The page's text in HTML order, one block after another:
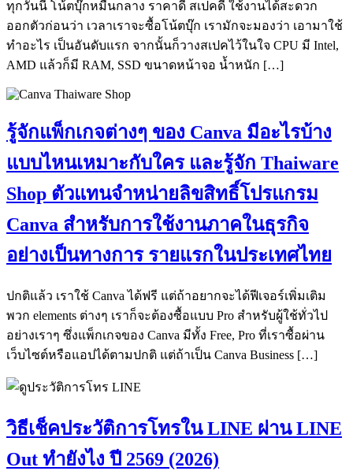
ทุกวันนี้ โน้ตบุ๊กหมื่นกลาง ราคาดี สเปคดี ใช้งานได้สะดวก
ออกตัวก่อนว่า เวลาเราจะซื้อโน้ตบุ๊ก เรามักจะมองว่า เอามาใช้
ทำอะไร เป็นอันดับแรก จากนั้นก็วางสเปคไว้ในใจ CPU มี Intel,
AMD แล้วก็มี RAM, SSD ขนาดหน้าจอ น้ำหนัก […]
รู้จักแพ็กเกจต่างๆ ของ Canva มีอะไรบ้าง
แบบไหนเหมาะกับใคร และรู้จัก Thaiware
Shop ตัวแทนจำหน่ายลิขสิทธิ์โปรแกรม
Canva สำหรับการใช้งานภาคในธุรกิจ
อย่างเป็นทางการ รายแรกในประเทศไทย
ปกติแล้ว เราใช้ Canva ได้ฟรี แต่ถ้าอยากจะได้ฟีเจอร์เพิ่มเติม
พวก elements ต่างๆ เราก็จะต้องซื้อแบบ Pro สำหรับผู้ใช้ทั่วไป
อย่างเราๆ ซึ่งแพ็กเกจของ Canva มีทั้ง Free, Pro ที่เราซื้อผ่าน
เว็บไซต์หรือแอปได้ตามปกติ แต่ถ้าเป็น Canva Business […]
วิธีเช็คประวัติการโทรใน LINE ผ่าน LINE
Out ทำยังไง ปี 2569 (2026)